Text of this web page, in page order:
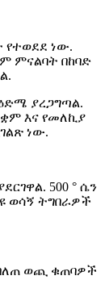
የተወደደ ነው.
ምናልባት በከባድ
ያረጋግጣል.
እና የመለኪያ
ነው.
500 ° ሴን
ወሳኝ ትግበራዎች
ወጪ ቁጠባዎች